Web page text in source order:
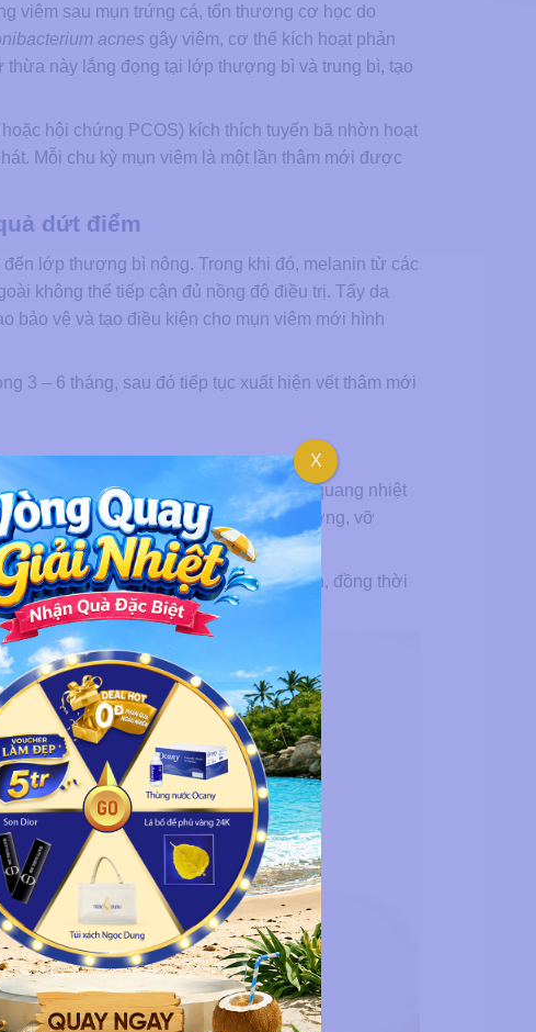
viêm sau mụn trứng cá, tổn thương cơ học do
acnes gây viêm, cơ thể kích hoạt phản
này lắng đọng tại lớp thượng bì và trung bì, tạo
hội chứng PCOS) kích thích tuyến bã nhờn hoạt
Mỗi chu kỳ mụn viêm là một lần thâm mới được
dứt điểm
lớp thượng bì nông. Trong khi đó, melanin từ các
không thể tiếp cận đủ nồng độ điều trị. Tẩy da
bảo vệ và tạo điều kiện cho mụn viêm mới hình
3 – 6 tháng, sau đó tiếp tục xuất hiện vết thâm mới
lọc lên sắc tố melanin theo nguyên lý quang nhiệt
chính xác để melanin hấp thụ năng lượng, vỡ
da xung quanh không bị tổn thương.
tố thâm ngay trong những buổi đầu tiên, đồng thời
X